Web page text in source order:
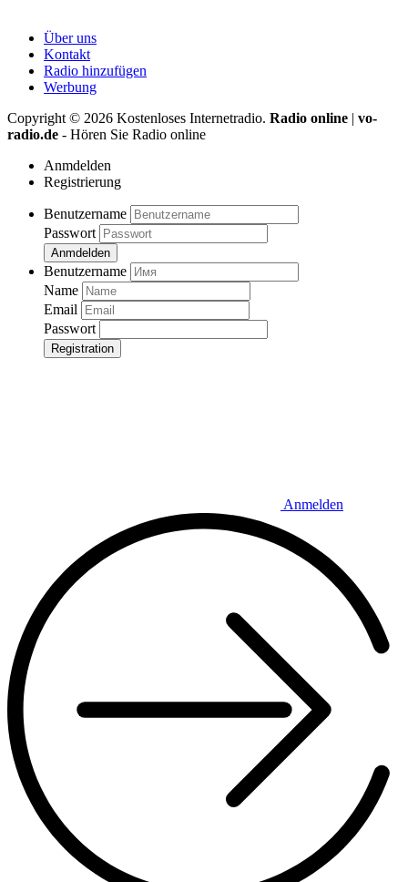
Über uns
Kontakt
Radio hinzufügen
Werbung
Copyright © 2026 Kostenloses Internetradio. Radio online | vo-
radio.de - Hören Sie Radio online
Anmdelden
Registrierung
Benutzername
Passwort
Anmdelden
Benutzername
Name
Email
Passwort
Registration
Anmelden